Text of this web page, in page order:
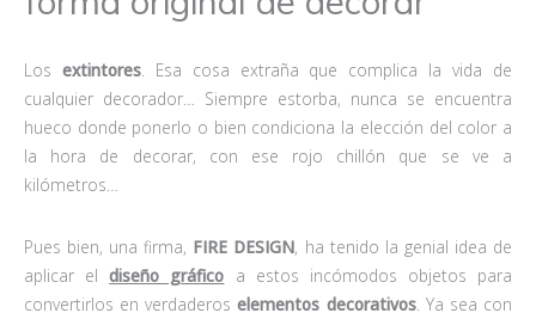
Los extintores. Esa cosa extraña que complica la vida de
cualquier decorador… Siempre estorba, nunca se encuentra
hueco donde ponerlo o bien condiciona la elección del color a
la hora de decorar, con ese rojo chillón que se ve a
kilómetros…
Pues bien, una firma, FIRE DESIGN, ha tenido la genial idea de
aplicar eldiseño gráfico a estos incómodos objetos para
convertirlos en verdaderoselementos decorativos. Ya sea con